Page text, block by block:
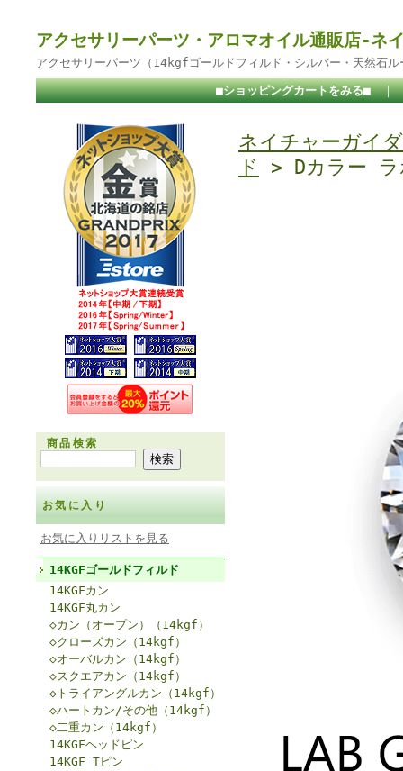
アクセサリーパーツ・アロマオイル通販店-ネ
アクセサリーパーツ（14kgfゴールドフィルド・シルバー・天然石
■ショッピングカートをみる■ ｜
商品検索
お気に入り
お気に入りリストを見る
14KGFゴールドフィルド
14KGFカン
14KGF丸カン
◇カン（オープン）（14kgf）
◇クローズカン（14kgf）
◇オーバルカン（14kgf）
◇スクエアカン（14kgf）
◇トライアングルカン（14kgf）
◇ハートカン/その他（14kgf）
◇二重カン（14kgf）
14KGFヘッドピン
14KGF Tピン
ネイチャーガイ
ド
> Dカラー ラ